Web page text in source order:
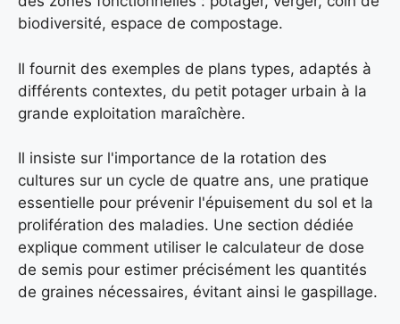
biodiversité, espace de compostage.
Il fournit des exemples de plans types, adaptés à
différents contextes, du petit potager urbain à la
grande exploitation maraîchère.
Il insiste sur l'importance de la rotation des
cultures sur un cycle de quatre ans, une pratique
essentielle pour prévenir l'épuisement du sol et la
prolifération des maladies. Une section dédiée
explique comment utiliser le calculateur de dose
de semis pour estimer précisément les quantités
de graines nécessaires, évitant ainsi le gaspillage.